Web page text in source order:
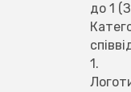
до 1
1.